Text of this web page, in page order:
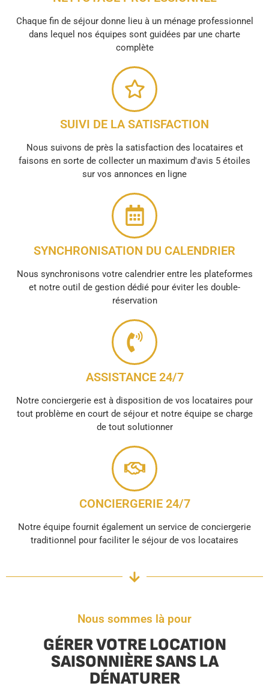
Chaque fin de séjour donne lieu à un ménage professionnel
dans lequel nos équipes sont guidées par une charte
complète
SUIVI DE LA SATISFACTION
Nous suivons de près la satisfaction des locataires et
faisons en sorte de collecter un maximum d'avis 5 étoiles
sur vos annonces en ligne
SYNCHRONISATION DU CALENDRIER
Nous synchronisons votre calendrier entre les plateformes
et notre outil de gestion dédié pour éviter les double-
réservation
ASSISTANCE 24/7
Notre conciergerie est à disposition de vos locataires pour
tout problème en court de séjour et notre équipe se charge
de tout solutionner
CONCIERGERIE 24/7
Notre équipe fournit également un service de conciergerie
traditionnel pour faciliter le séjour de vos locataires
Nous sommes là pour
GÉRER VOTRE LOCATION
SAISONNIÈRE SANS LA
DÉNATURER